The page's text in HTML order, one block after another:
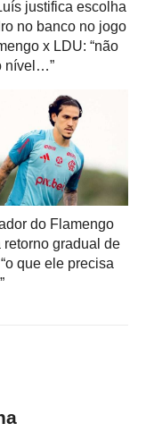
justifica escolha
no banco no jogo
x LDU: “não
nível…”
do Flamengo
retorno gradual de
que ele precisa